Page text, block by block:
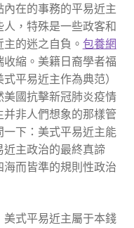
在的事務的平易近主
，特殊是一些政客和
的迷之自負。 包養網
縮。美籍日裔學者福
平易近主作為典范）
國抗擊新冠肺炎疫情
非人們想象的那樣管
下：美式平易近主能
主政治的最終真諦
而皆準的規則性政治
式平易近主屬于本錢